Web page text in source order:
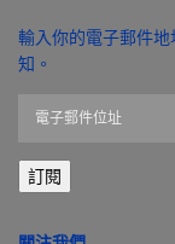
輸入你的電子郵件
知。
郵
件
址
訂閱